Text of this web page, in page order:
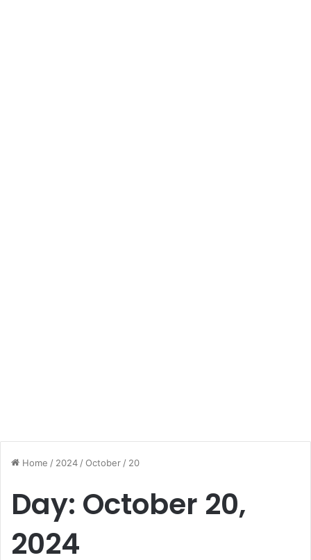
Home / 2024 /October / 20
Day: October 20,
2024